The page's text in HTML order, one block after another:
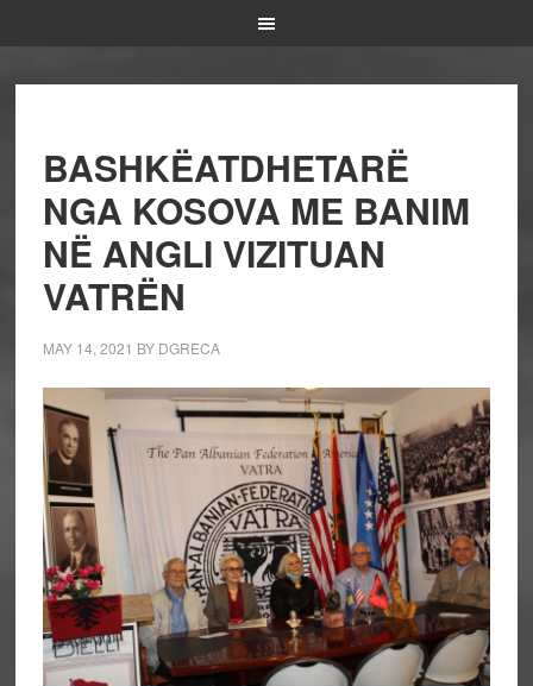
BASHKËATDHETARË
NGA KOSOVA ME BANIM
NË ANGLI VIZITUAN
VATRËN
MAY 14, 2021 BY DGRECA